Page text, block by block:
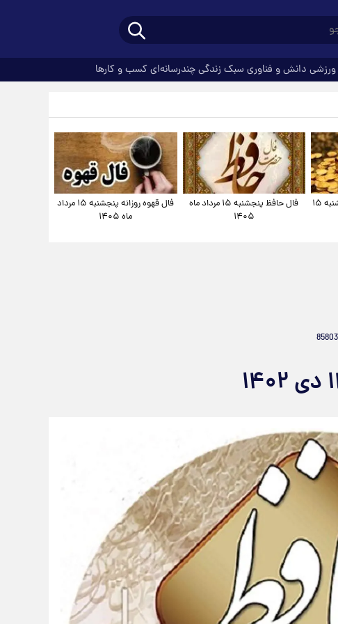
ورزشی دانش و فناوری سبک زندگیچندرسانه‌ای کسب و کارها
قیمت طلا و سکه امروز پنجشنبه ۱۵
فال حافظ پنجشنبه ۱۵ مرداد ماه
۱۴۰۵
فال قهوه روزانه پنجشنبه ۱۵ مرداد
ماه ۱۴۰۵